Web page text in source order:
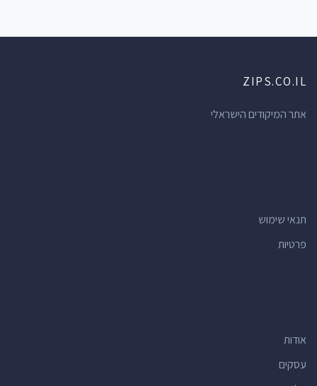
ZIPS.CO.IL
אתר המיקודים הישראלי
תנאי שימוש
פרטיות
אודות
עסקים